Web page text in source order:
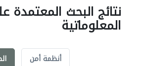
نتائج البحث المعتمدة
المعلوماتية
أنظمة أمن